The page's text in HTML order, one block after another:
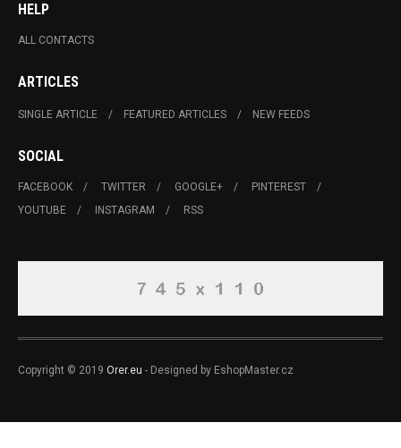
HELP
ALL CONTACTS
ARTICLES
SINGLE ARTICLE FEATURED ARTICLES NEW FEEDS
SOCIAL
FACEBOOK TWITTER GOOGLE+
PINTEREST
YOUTUBE
INSTAGRAM RSS
Copyright © 2019 Orer.eu - Designed by EshopMaster.cz